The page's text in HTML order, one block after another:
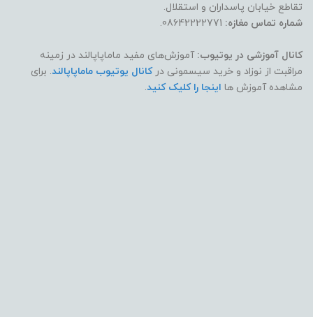
تقاطع خیابان پاسداران و استقلال.
شماره تماس مغازه:
کانال آموزشی در یوتیوب: آموزش‌های مفید ماماپاپالند در زمینه
مراقبت از نوزاد و خرید سیسمونی درکانال یوتیوب ماماپاپالند. برای
مشاهده آموزش ها اینجا را کلیک کنید.